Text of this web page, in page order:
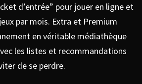
d’entrée” pour jouer en ligne et
par mois. Extra et Premium
en véritable médiathèque
les listes et recommandations
de se perdre.